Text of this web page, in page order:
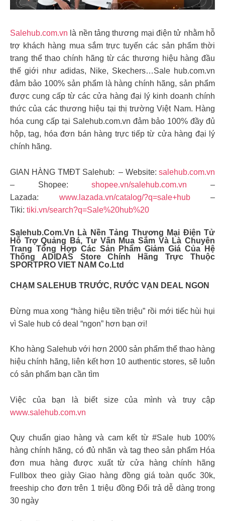
Salehub.com.vn là nền tảng thương mại điện tử nhằm hỗ
trợ khách hàng mua sắm trực tuyến các sản phẩm thời
trang thể thao chính hãng từ các thương hiệu hàng đầu
thế giới như adidas, Nike, Skechers…Sale hub.com.vn
đảm bảo 100% sản phẩm là hàng chính hãng, sản phẩm
được cung cấp từ các cửa hàng đại lý kinh doanh chính
thức của các thương hiệu tại thị trường Việt Nam. Hàng
hóa cung cấp tại Salehub.com.vn đảm bảo 100% đầy đủ
hộp, tag, hóa đơn bán hàng trực tiếp từ cửa hàng đại lý
chính hãng.
GIAN HÀNG TMĐT Salehub: – Website: salehub.com.vn
– Shopee:shopee.vn/salehub.com.vn –
Lazada: www.lazada.vn/catalog/?q=sale+hub–
Tiki: tiki.vn/search?q=Sale%20hub%20
Salehub.com.vn Là Nền Tảng Thương Mại Điện Tử
Hỗ Trợ Quảng Bá, Tư Vấn Mua Sắm Và Là Chuyên
Trang Tổng Hợp Các Sản Phẩm Giảm Giá Của Hệ
Thống ADIDAS Store Chính Hãng Trực Thuộc
SPORTPRO VIET NAM Co.Ltd
CHẠM SALEHUB TRƯỚC, RƯỚC VẠN DEAL NGON
Đừng mua xong “hàng hiệu tiền triệu” rồi mới tiếc hùi hụi
vì Sale hub có deal “ngon” hơn bạn ơi!
Kho hàng Salehub với hơn 2000 sản phẩm thể thao hàng
hiệu chính hãng, liên kết hơn 10 authentic stores, sẽ luôn
có sản phẩm bạn cần tìm
Việc của bạn là biết size của mình và truy cập
www.salehub.com.vn
Quy chuẩn giao hàng và cam kết từ #Sale hub 100%
hàng chính hãng, có đủ nhãn và tag theo sản phẩm Hóa
đơn mua hàng được xuất từ cửa hàng chính hãng
Fullbox theo giày Giao hàng đồng giá toàn quốc 30k,
freeship cho đơn trên 1 triệu đồng Đổi trả dễ dàng trong
30 ngày